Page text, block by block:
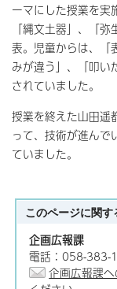
ーマにした授業を実
「縄文土器」、「
表。児童からは、「
みが違う」、「叩い
されていました。
授業を終えた山田遥
って、技術が進んで
ていました。
このページに関す
企画広報課
電話：058-383-
企画広報課